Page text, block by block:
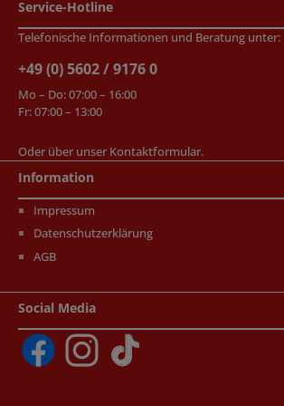
Service-Hotline
Telefonische Informationen und Beratung unter:
+49 (0) 5602 / 9176 0
Mo – Do: 07:00 – 16:00
Fr: 07:00 – 13:00
Oder über unser Kontaktformular.
Information
Impressum
Datenschutzerklärung
AGB
Social Media